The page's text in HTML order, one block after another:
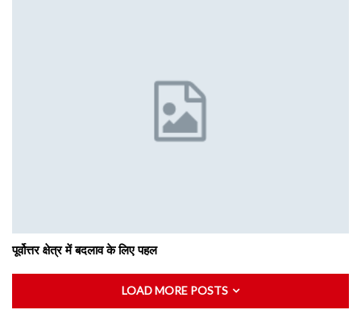
पूर्वोत्तर क्षेत्र में बदलाव के लिए पहल
LOAD MORE POSTS